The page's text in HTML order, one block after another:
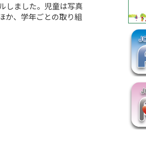
しました。児童は写真
か、学年ごとの取り組